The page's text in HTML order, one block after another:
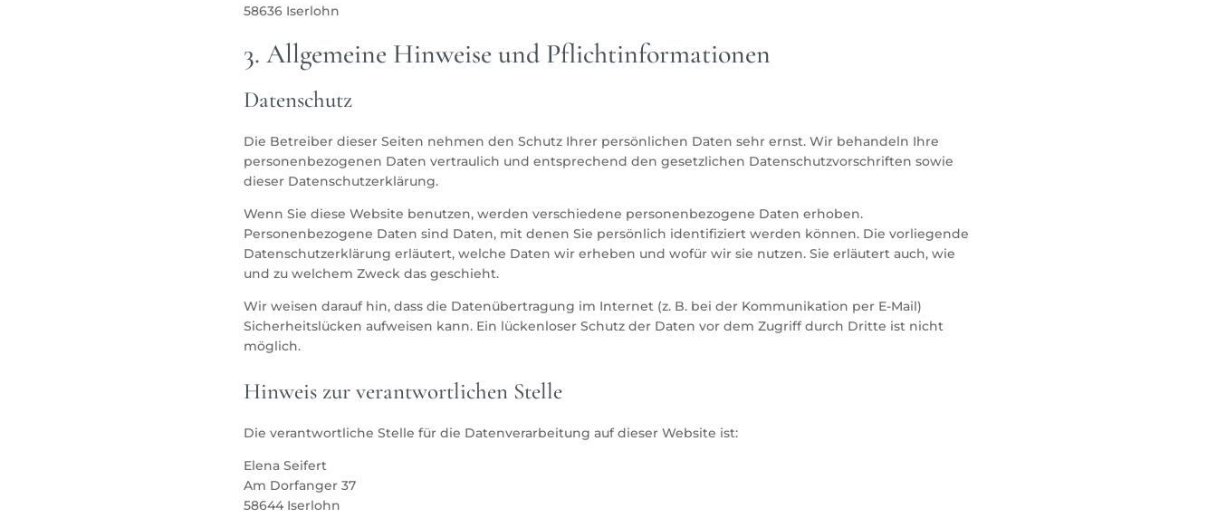
58636 Iserlohn
3. Allgemeine Hinweise und Pflicht­informationen
Datenschutz
Die Betreiber dieser Seiten nehmen den Schutz Ihrer persönlichen Daten sehr ernst. Wir behandeln Ihre
personenbezogenen Daten vertraulich und entsprechend den gesetzlichen Datenschutzvorschriften sowie
dieser Datenschutzerklärung.
Wenn Sie diese Website benutzen, werden verschiedene personenbezogene Daten erhoben.
Personenbezogene Daten sind Daten, mit denen Sie persönlich identifiziert werden können. Die vorliegende
Datenschutzerklärung erläutert, welche Daten wir erheben und wofür wir sie nutzen. Sie erläutert auch, wie
und zu welchem Zweck das geschieht.
Wir weisen darauf hin, dass die Datenübertragung im Internet (z. B. bei der Kommunikation per E-Mail)
Sicherheitslücken aufweisen kann. Ein lückenloser Schutz der Daten vor dem Zugriff durch Dritte ist nicht
möglich.
Hinweis zur verantwortlichen Stelle
Die verantwortliche Stelle für die Datenverarbeitung auf dieser Website ist:
Elena Seifert
Am Dorfanger 37
58644 Iserlohn